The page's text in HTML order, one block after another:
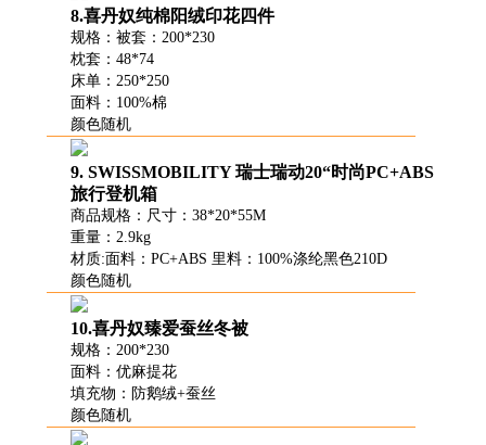
8.喜丹奴纯棉阳绒印花四件
规格：被套：200*230
枕套：48*74
床单：250*250
面料：100%棉
颜色随机
9. SWISSMOBILITY 瑞士瑞动20“时尚PC+ABS
旅行登机箱
商品规格：尺寸：38*20*55M
重量：2.9kg
材质:面料：PC+ABS 里料：100%涤纶黑色210D
颜色随机
10.喜丹奴臻爱蚕丝冬被
规格：200*230
面料：优麻提花
填充物：防鹅绒+蚕丝
颜色随机